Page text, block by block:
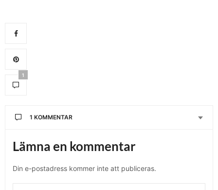
1
1 KOMMENTAR
Lämna en kommentar
Din e-postadress kommer inte att publiceras.